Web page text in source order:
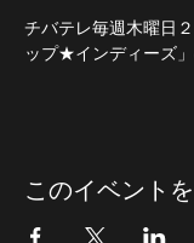
チバテレ毎週木曜日
ップ★インディーズ」
このイベント